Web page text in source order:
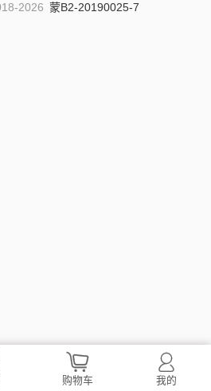
2026 蒙B2-20190025-7

购物车

我的